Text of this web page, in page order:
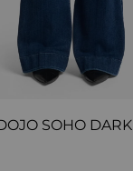
SOHO DARK